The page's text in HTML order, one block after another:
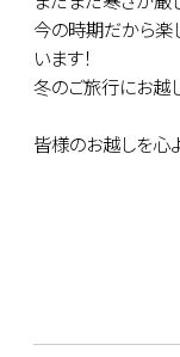
今の時期だから楽
います！
冬のご旅行にお越
皆様のお越しを心